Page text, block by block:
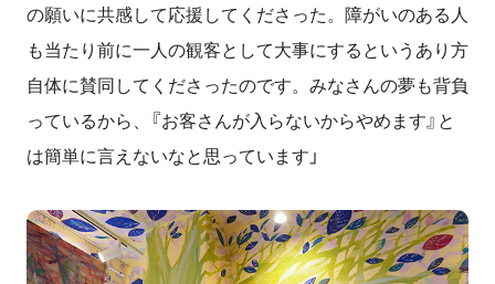
の願いに共感して応援してくださった。障がいのある人
も当たり前に一人の観客として大事にするというあり方
自体に賛同してくださったのです。みなさんの夢も背負
っているから、『お客さんが入らないからやめます』と
は簡単に言えないなと思っています」